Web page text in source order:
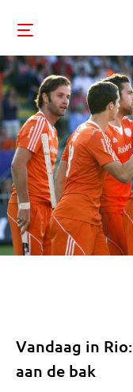
Vandaag in
aan de bak